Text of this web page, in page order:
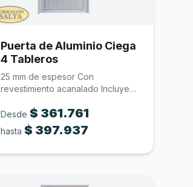
Puerta de Aluminio Ciega
4 Tableros
25 mm de espesor Con
revestimiento acanalado Incluye
Desde $ 361.761
hasta $ 397.937